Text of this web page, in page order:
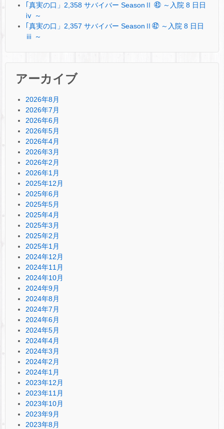
｢真実の口」2,358 サバイバー SeasonⅡ ㊸ ～入院 8 日日
ⅳ ～
｢真実の口」2,357 サバイバー SeasonⅡ㊷ ～入院 8 日日
ⅲ ～
アーカイブ
2026年8月
2026年7月
2026年6月
2026年5月
2026年4月
2026年3月
2026年2月
2026年1月
2025年12月
2025年6月
2025年5月
2025年4月
2025年3月
2025年2月
2025年1月
2024年12月
2024年11月
2024年10月
2024年9月
2024年8月
2024年7月
2024年6月
2024年5月
2024年4月
2024年3月
2024年2月
2024年1月
2023年12月
2023年11月
2023年10月
2023年9月
2023年8月